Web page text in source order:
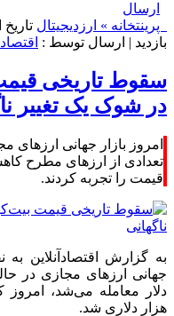
ارسال
پرینتخانه » ارزدیجیتال تاریخ انتشار :
بازدید | ارسال توسط :
سقوط تاریخی
در شوک یک تغییر
امروز بازار جهانی ارز‌های
تعدادی از ارز‌های مطرح
قیمت را تجربه کردند.
به گزارش اقتصادآنلاین به
هزار دلاری شد.